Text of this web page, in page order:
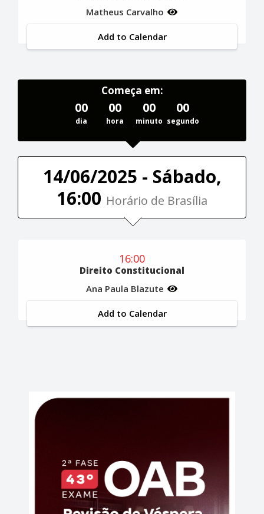
Matheus Carvalho
Add to Calendar
Começa em:
00
dia
00
hora
00
minuto
00
segundo
14/06/2025 - Sábado,
16:00 Horário de Brasília
16:00
Direito Constitucional
Ana Paula Blazute
Add to Calendar